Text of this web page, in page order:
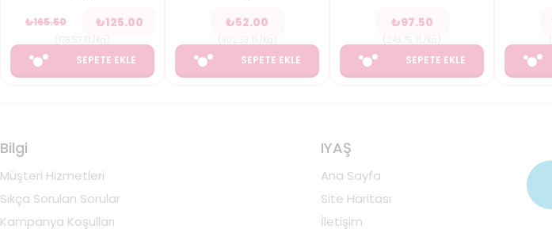
₺165.50 ₺125.00
SEPETE EKLE
₺52.00
SEPETE EKLE
₺97.50
SEPETE EKLE
Bilgi
Müşteri Hizmetleri
Sıkça Sorulan Sorular
Kampanya Koşulları
IYAŞ
Ana Sayfa
Site Haritası
İletişim